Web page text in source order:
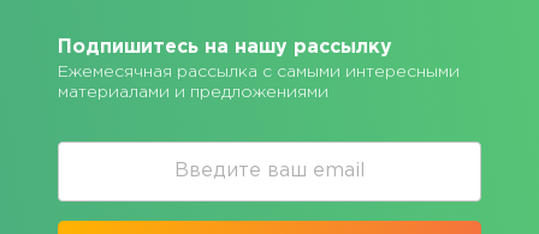
Подпишитесь на нашу рассылку
Ежемесячная рассылка с самыми интересными
материалами и предложениями